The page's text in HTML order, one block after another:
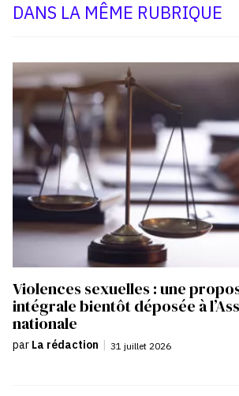
DANS LA MÊME RUBRIQUE
Violences sexuelles : une
intégrale bientôt déposée à
nationale
par La rédaction | 31 juillet 2026